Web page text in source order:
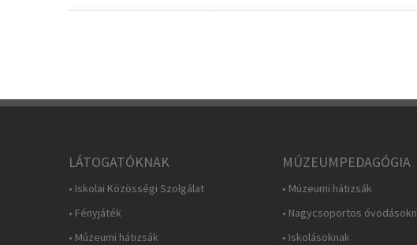
LÁTOGATÓKNAK
• Iskolai Közösségi Szolgálat
• Fényjáték
• Múzeumi hátizsák
MÚZEUMPEDAGÓGIA
• Múzeumi hátizsák
• Nagycsoportos
• Iskolásoknak